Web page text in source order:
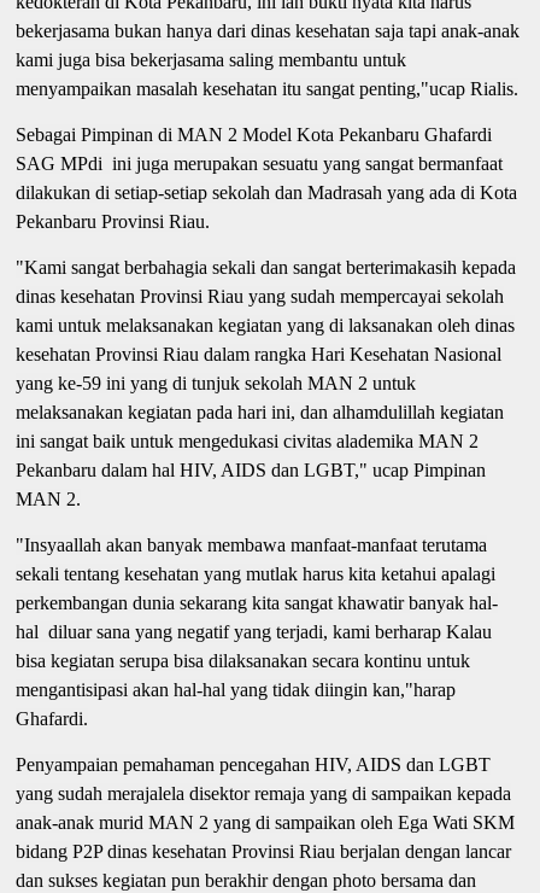
bekerjasama bukan hanya dari dinas kesehatan saja tapi anak-anak
kami juga bisa bekerjasama saling membantu untuk
menyampaikan masalah kesehatan itu sangat penting,"ucap Rialis.
Sebagai Pimpinan di MAN 2 Model Kota Pekanbaru Ghafardi
SAG MPdi ini juga merupakan sesuatu yang sangat bermanfaat
dilakukan di setiap-setiap sekolah dan Madrasah yang ada di Kota
Pekanbaru Provinsi Riau.
"Kami sangat berbahagia sekali dan sangat berterimakasih kepada
dinas kesehatan Provinsi Riau yang sudah mempercayai sekolah
kami untuk melaksanakan kegiatan yang di laksanakan oleh dinas
kesehatan Provinsi Riau dalam rangka Hari Kesehatan Nasional
yang ke-59 ini yang di tunjuk sekolah MAN 2 untuk
melaksanakan kegiatan pada hari ini, dan alhamdulillah kegiatan
ini sangat baik untuk mengedukasi civitas alademika MAN 2
Pekanbaru dalam hal HIV, AIDS dan LGBT," ucap Pimpinan
MAN 2.
"Insyaallah akan banyak membawa manfaat-manfaat terutama
sekali tentang kesehatan yang mutlak harus kita ketahui apalagi
perkembangan dunia sekarang kita sangat khawatir banyak hal-
hal diluar sana yang negatif yang terjadi, kami berharap Kalau
bisa kegiatan serupa bisa dilaksanakan secara kontinu untuk
mengantisipasi akan hal-hal yang tidak diingin kan,"harap
Ghafardi.
Penyampaian pemahaman pencegahan HIV, AIDS dan LGBT
yang sudah merajalela disektor remaja yang di sampaikan kepada
anak-anak murid MAN 2 yang di sampaikan oleh Ega Wati SKM
bidang P2P dinas kesehatan Provinsi Riau berjalan dengan lancar
dan sukses kegiatan pun berakhir dengan photo bersama dan